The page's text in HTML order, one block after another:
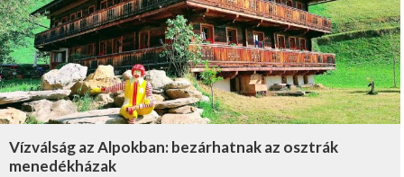
Vízválság az Alpokban: bezárhatnak az osztrák
menedékházak